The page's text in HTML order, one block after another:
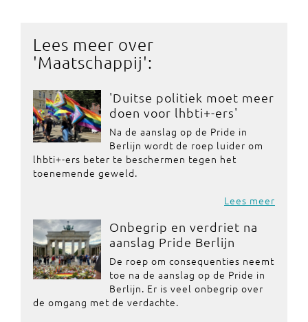
Lees meer over
'Maatschappij':
'Duitse politiek moet meer
doen voor lhbti+-ers'
Na de aanslag op de Pride in
Berlijn wordt de roep luider om
lhbti+-ers beter te beschermen tegen het
toenemende geweld.
Lees meer
Onbegrip en verdriet na
aanslag Pride Berlijn
De roep om consequenties neemt
toe na de aanslag op de Pride in
Berlijn. Er is veel onbegrip over
de omgang met de verdachte.